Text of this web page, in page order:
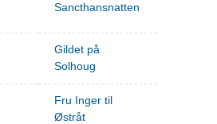
Sancthansnatten
Gildet på
Solhoug
Fru Inger til
Østråt